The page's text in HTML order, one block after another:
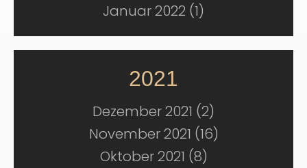
Januar 2022 (1)
2021
Dezember 2021 (2)
November 2021 (16)
Oktober 2021 (8)